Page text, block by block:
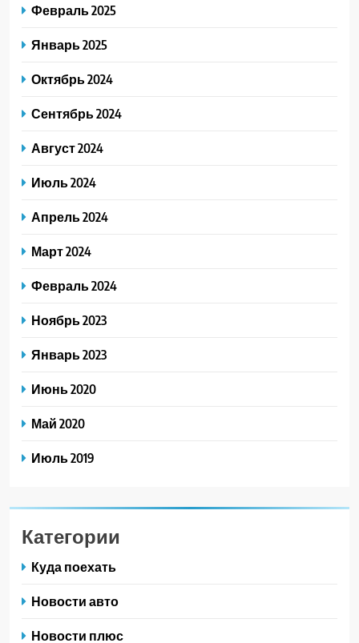
Февраль 2025
Январь 2025
Октябрь 2024
Сентябрь 2024
Август 2024
Июль 2024
Апрель 2024
Март 2024
Февраль 2024
Ноябрь 2023
Январь 2023
Июнь 2020
Май 2020
Июль 2019
Категории
Куда поехать
Новости авто
Новости плюс